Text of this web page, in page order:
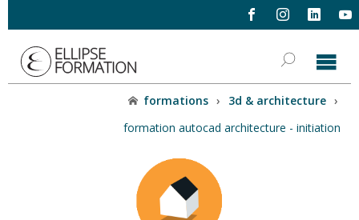
formations › 3d & architecture ›
formation autocad architecture - initiation